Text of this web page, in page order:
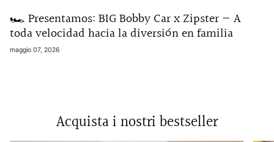
🏎️ Presentamos: BIG Bobby Car x Zipster — A
toda velocidad hacia la diversión en familia
maggio 07, 2026
Acquista i nostri bestseller